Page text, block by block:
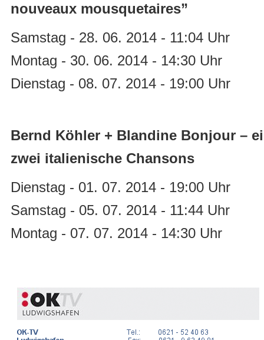
nouveaux mousquetaires”
Samstag - 28. 06. 2014 - 11:04 Uhr
Montag - 30. 06. 2014 - 14:30 Uhr
Dienstag - 08. 07. 2014 - 19:00 Uhr
Bernd Köhler + Blandine Bonjour –
zwei italienische Chansons
Dienstag - 01. 07. 2014 - 19:00 Uhr
Samstag - 05. 07. 2014 - 11:44 Uhr
Montag - 07. 07. 2014 - 14:30 Uhr